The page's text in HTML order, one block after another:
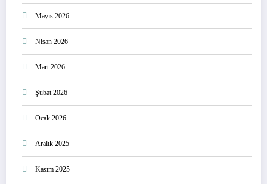
Mayıs 2026
Nisan 2026
Mart 2026
Şubat 2026
Ocak 2026
Aralık 2025
Kasım 2025